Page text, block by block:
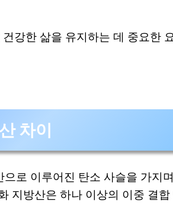
강한 삶을 유지하는 데 중요한
차이
로 이루어진 탄소 사슬을 가지
지방산은 하나 이상의 이중 결